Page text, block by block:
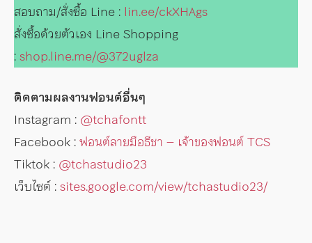
สอบถาม/สั่งซื้อ Line : lin.ee/ckXHAgs
สั่งซื้อด้วยตัวเอง Line Shopping
:shop.line.me/@372uglza
ติดตามผลงานฟอนต์อื่นๆ
Instagram : @tchafontt
Facebook :ฟอนต์ลายมือธีชา – เจ้าของฟอนต์ TCS
Tiktok : @tchastudio23
เว็บไซต์ :sites.google.com/view/tchastudio23/